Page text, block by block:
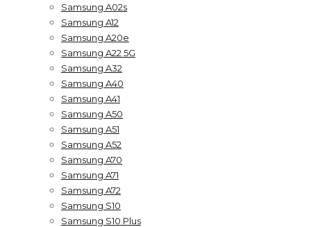
Samsung A02s
Samsung A12
Samsung A20e
Samsung A22 5G
Samsung A32
Samsung A40
Samsung A41
Samsung A50
Samsung A51
Samsung A52
Samsung A70
Samsung A71
Samsung A72
Samsung S10
Samsung S10 Plus